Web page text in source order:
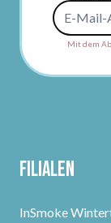
Mit dem
Filialen
InSmoke